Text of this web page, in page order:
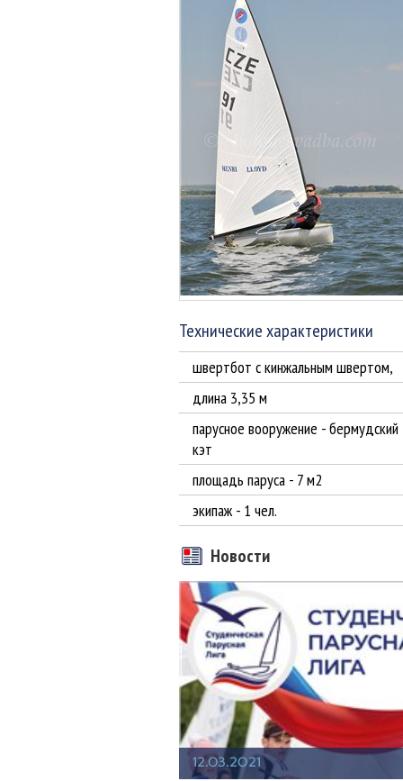
Технические характеристики
швертбот с кинжальным швертом,
длина 3,35 м
парусное вооружение - бермудский
кэт
площадь паруса - 7 м2
экипаж - 1 чел.
Новости
12.03.2021